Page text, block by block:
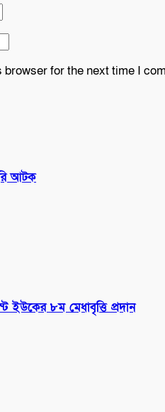
for the next time I
আটক
৮ম মেধাবৃত্তি প্রদান